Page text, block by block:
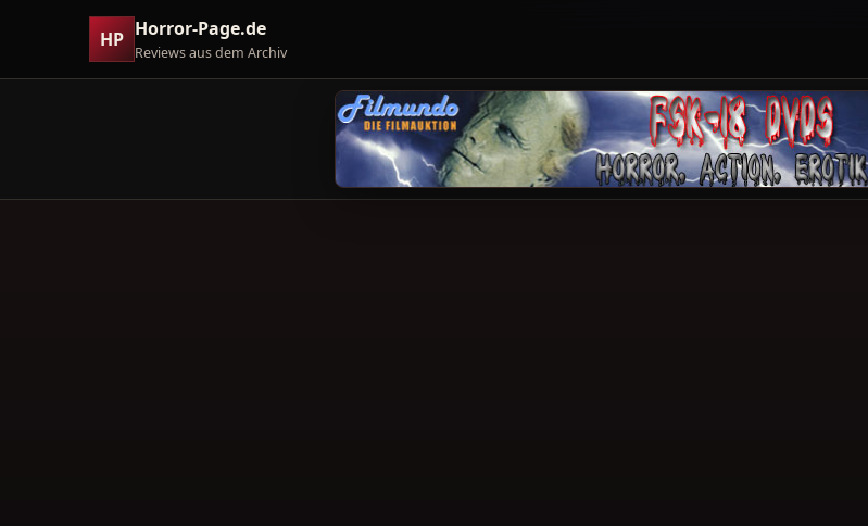
HP Horror-Page.de
Reviews aus dem Archiv